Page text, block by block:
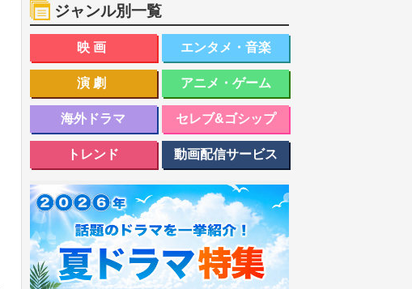
ジャンル別一覧
映画 エンタメ・音楽
演劇 アニメ・ゲーム
海外ドラマ セレブ&ゴシップ
トレンド 動画配信サービス